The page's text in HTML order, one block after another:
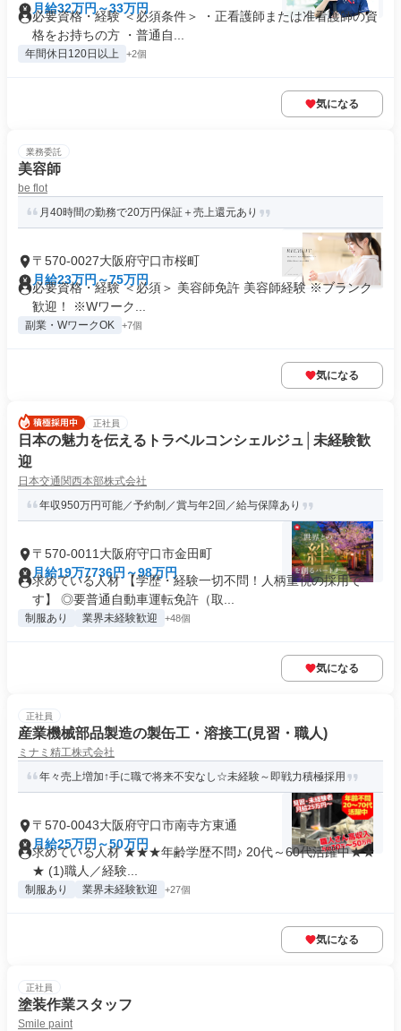
月給32万円～33万円
必要資格・経験 ＜必須条件＞ ・正看護師または准看護師の資
格をお持ちの方 ・普通自...
年間休日120日以上 +2個
気になる
業務委託
美容師
be flot
月40時間の勤務で20万円保証＋売上還元あり
〒570-0027大阪府守口市桜町
月給23万円～75万円
必要資格・経験 ＜必須＞ 美容師免許 美容師経験 ※ブランク
歓迎！ ※Wワーク...
副業・WワークOK +7個
気になる
正社員
日本の魅力を伝えるトラベルコンシェルジュ│未経験歓
迎
日本交通関西本部株式会社
年収950万円可能／予約制／賞与年2回／給与保障あり
〒570-0011大阪府守口市金田町
月給19万7736円～98万円
求めている人材 【学歴・経験一切不問！人柄重視の採用で
す】 ◎要普通自動車運転免許（取...
制服あり 業界未経験歓迎 +48個
気になる
正社員
産業機械部品製造の製缶工・溶接工(見習・職人)
ミナミ精工株式会社
年々売上増加↑手に職で将来不安なし☆未経験～即戦力積極採用
〒570-0043大阪府守口市南寺方東通
月給25万円～50万円
求めている人材 ★★★年齢学歴不問♪ 20代～60代活躍中★★
★ (1)職人／経験...
制服あり 業界未経験歓迎 +27個
気になる
正社員
塗装作業スタッフ
Smile paint